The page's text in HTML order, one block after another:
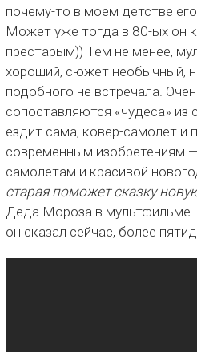
почему-то в моем детстве
Может уже тогда в 80-ых он
престарым)) Тем не менее,
хороший, сюжет необычный,
подобного не встречала.
сопоставляются «чудеса» из
ездит сама, ковер-самолет и
современным изобретениям
самолетам и красивой
старая поможет сказку
Деда Мороза в мультфильме.
он сказал сейчас, более